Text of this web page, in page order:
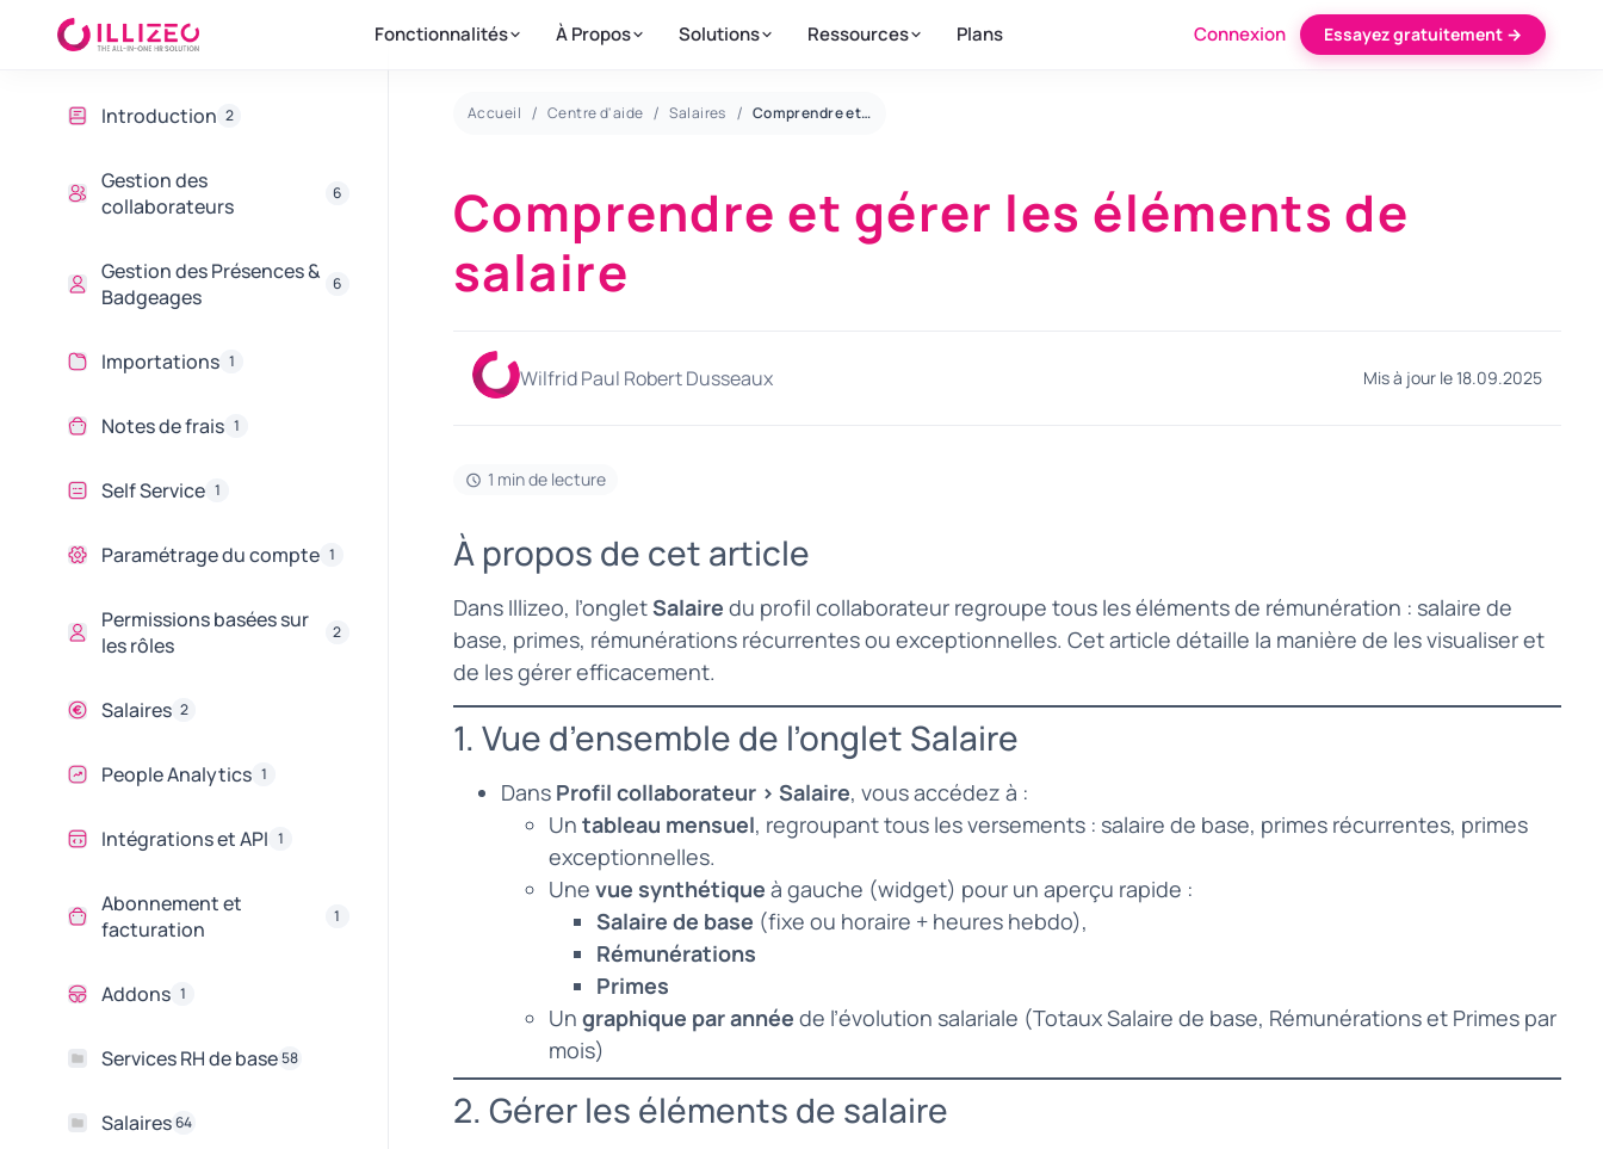
Fonctionnalités À Propos Solutions Ressources Plans Connexion Essayez gratuitement →
Introduction 2
Gestion des
collaborateurs
6
Gestion des Présences &
Badgeages
6
Importations 1
Notes de frais 1
Self Service 1
Paramétrage du compte 1
Permissions basées sur
les rôles
2
Salaires 2
People Analytics 1
Intégrations et API 1
Abonnement et
facturation
1
Addons 1
Services RH de base58
Salaires64
Accueil Centre d'aide Salaires Comprendre et gérer les éléments de salaire
Comprendre et gérer les éléments de
salaire
Wilfrid Paul Robert Dusseaux Mis à jour le 18.09.2025
1 min de lecture
À propos de cet article
Dans Illizeo, l’ongletSalaire du profil collaborateur regroupe tous les éléments de rémunération : salaire de
base, primes, rémunérations récurrentes ou exceptionnelles. Cet article détaille la manière de les visualiser et
de les gérer efficacement.
1. Vue d’ensemble de l’onglet Salaire
Dans Profil collaborateur > Salaire, vous accédez à :
Un tableau mensuel, regroupant tous les versements : salaire de base, primes récurrentes, primes
exceptionnelles.
Une vue synthétique à gauche (widget) pour un aperçu rapide :
Salaire de base (fixe ou horaire + heures hebdo),
Rémunérations
Primes
Un graphique par année de l’évolution salariale (Totaux Salaire de base, Rémunérations et Primes par
mois)
2. Gérer les éléments de salaire